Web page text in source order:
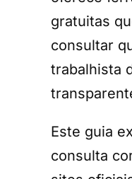
gratuitas
consultar
trabalhista
Este guia
consulta